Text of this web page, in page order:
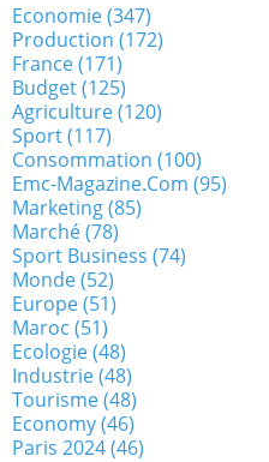
Economie(347)
Production (172)
France(171)
Budget(125)
Agriculture(120)
Sport(117)
Consommation (100)
Emc-Magazine.com (95)
Marketing(85)
Marché(78)
Sport Business (74)
Monde(52)
Europe(51)
Maroc (51)
Ecologie(48)
Industrie(48)
Tourisme(48)
Economy(46)
Paris 2024(46)